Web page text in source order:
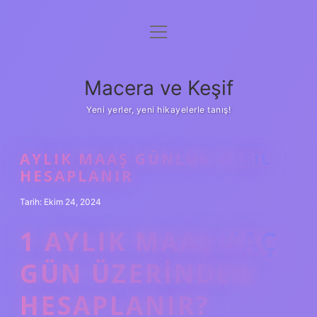
Anasayfa
Yasal Uyarı
menüyü
Macera ve Keşif
Yeni yerler, yeni hikayelerle tanış!
AYLIK MAAŞ GÜNLÜK NASIL
HESAPLANIR
Tarih: Ekim 24, 2024
1 AYLIK MAAŞ KAÇ
GÜN ÜZERINDEN
HESAPLANIR?